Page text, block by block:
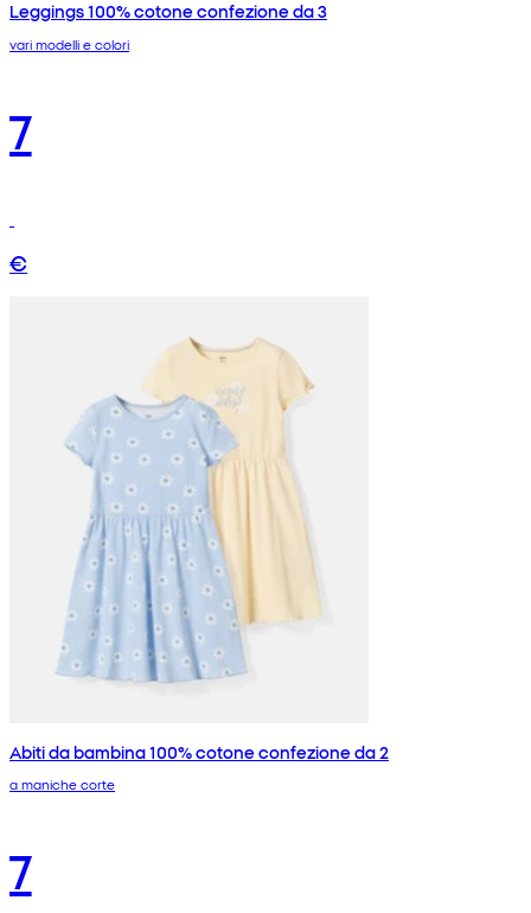
Leggings 100% cotone confezione da 3
vari modelli e colori
7
€
Abiti da bambina 100% cotone confezione da 2
a maniche corte
7